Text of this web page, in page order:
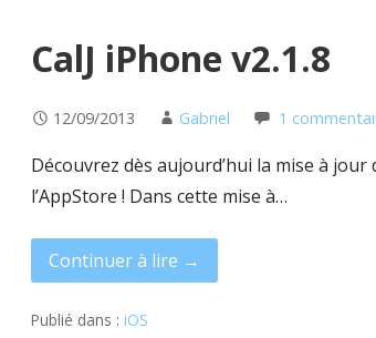
CalJ iPhone v2.1.8
12/09/2013 Gabriel 1
Découvrez dès aujourd’hui la mise à jour
l’AppStore ! Dans cette mise à…
Continuer à lire →
Publié dans : iOS